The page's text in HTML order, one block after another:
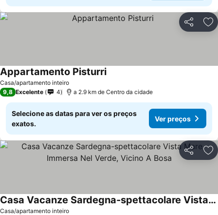
Partilhar
Casa/apartamento inteiro
Appartamento Pisturri
9,8 Excelente 4 a 2.9 km de Centro da cidade
Selecione as datas para ver os preços
exatos.
Ver preços
Partilhar
Casa/apartamento inteiro
Casa Vacanze Sardegna-spettacolare Vista Mare, Immersa Nel Verde, Vicino A Bosa